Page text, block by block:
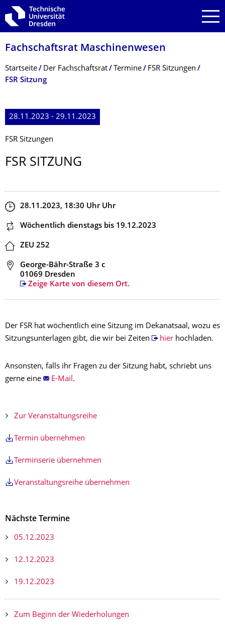
Zur Hauptnavigation springen
Zur Suche springen
Zum Inhalt springen
Fachschaftsrat Maschinenwesen
Breadcrumb-Menü
Startseite Der Fachschaftsrat Termine
FSR Sitzungen
FSR Sitzung
28.11.2023 - 29.11.2023
FSR Sitzungen
FSR SITZUNG
Zeit
28.11.2023, 18:30 Uhr Uhr
Dieser Termin wiederholt sich
Wöchentlich dienstags bis 19.12.2023
Ort
ZEU 252
Adresse
George-Bähr-Straße 3 c
01069 Dresden
Zeige Karte von diesem Ort.
Der FSR hat wöchentlich eine Sitzung im Dekanatsaal, wozu es
Sitzungsunterlagen gibt, die wir bei Zeiten
hier hochladen.
Ansonsten, falls ihr Fragen zu der Sitzung habt, schriebt uns
gerne eine
E-Mail.
Zur Veranstaltungsreihe
Termin übernehmen
Terminserie übernehmen
Veranstaltungsreihe übernehmen
Nächste Termine
05.12.2023
12.12.2023
19.12.2023
Zum Beginn der Wiederholungen